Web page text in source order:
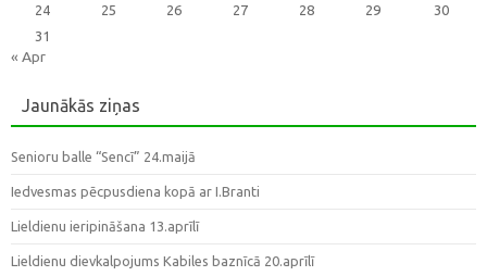
24
25 26 27 28 29
30
31
« Apr
Jaunākās ziņas
Senioru balle “Sencī” 24.maijā
Iedvesmas pēcpusdiena kopā ar I.Branti
Lieldienu ieripināšana 13.aprīlī
Lieldienu dievkalpojums Kabiles baznīcā 20.aprīlī